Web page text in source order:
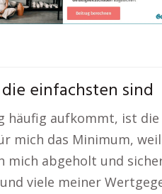
einfachsten sind
häufig aufkommt, ist
das Minimum,
abgeholt und
viele meiner